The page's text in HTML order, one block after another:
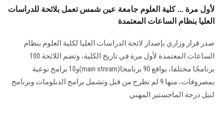
لأول مرة ... كلية العلوم جامعة عين شمس تعمل بلائحة للدراسات
العليا بنظام الساعات المعتمدة
صدر قرار وزاري بإصدار لائحة الدراسات العليا لكلية العلوم بنظام
الساعات المعتمدة لأول مرة في تاريخ الكلية، وتضم اللائحة 100
برنامجًا مختلفا، بواقع 90 برنامجا(main stream)و10 برامج نوعية
بمصروفات، منها 9 لم تطرح من قبل وتشمل برامج الدبلومات وبرنامج
لنيل درجة الماجستير المهني